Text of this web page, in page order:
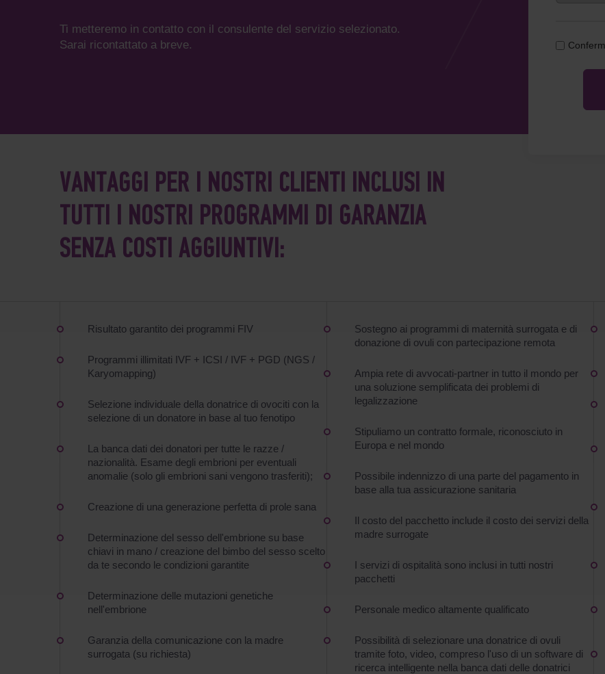
Ti metteremo in contatto con il consulente del servizio selezionato.
Sarai ricontattato a breve.
VANTAGGI PER I NOSTRI CLIENTI INCLUSI IN
TUTTI I NOSTRI PROGRAMMI DI GARANZIA
SENZA COSTI AGGIUNTIVI:
Risultato garantito dei programmi FIV
Programmi illimitati IVF + ICSI / IVF + PGD (NGS /
Karyomapping)
Selezione individuale della donatrice di ovociti con la
selezione di un donatore in base al tuo fenotipo
La banca dati dei donatori per tutte le razze /
nazionalità. Esame degli embrioni per eventuali
anomalie (solo gli embrioni sani vengono trasferiti);
Creazione di una generazione perfetta di prole sana
Determinazione del sesso dell'embrione su base
chiavi in mano / creazione del bimbo del sesso scelto
da te secondo le condizioni garantite
Determinazione delle mutazioni genetiche
nell'embrione
Garanzia della comunicazione con la madre
surrogata (su richiesta)
Sostegno ai programmi di maternità surrogata e di
donazione di ovuli con partecipazione remota
Ampia rete di avvocati-partner in tutto il mondo per
una soluzione semplificata dei problemi di
legalizzazione
Stipuliamo un contratto formale, riconosciuto in
Europa e nel mondo
Possibile indennizzo di una parte del pagamento in
base alla tua assicurazione sanitaria
Il costo del pacchetto include il costo dei servizi della
madre surrogate
I servizi di ospitalità sono inclusi in tutti nostri
pacchetti
Personale medico altamente qualificato
Possibilità di selezionare una donatrice di ovuli
tramite foto, video, compreso l'uso di un software di
ricerca intelligente nella banca dati delle donatrici